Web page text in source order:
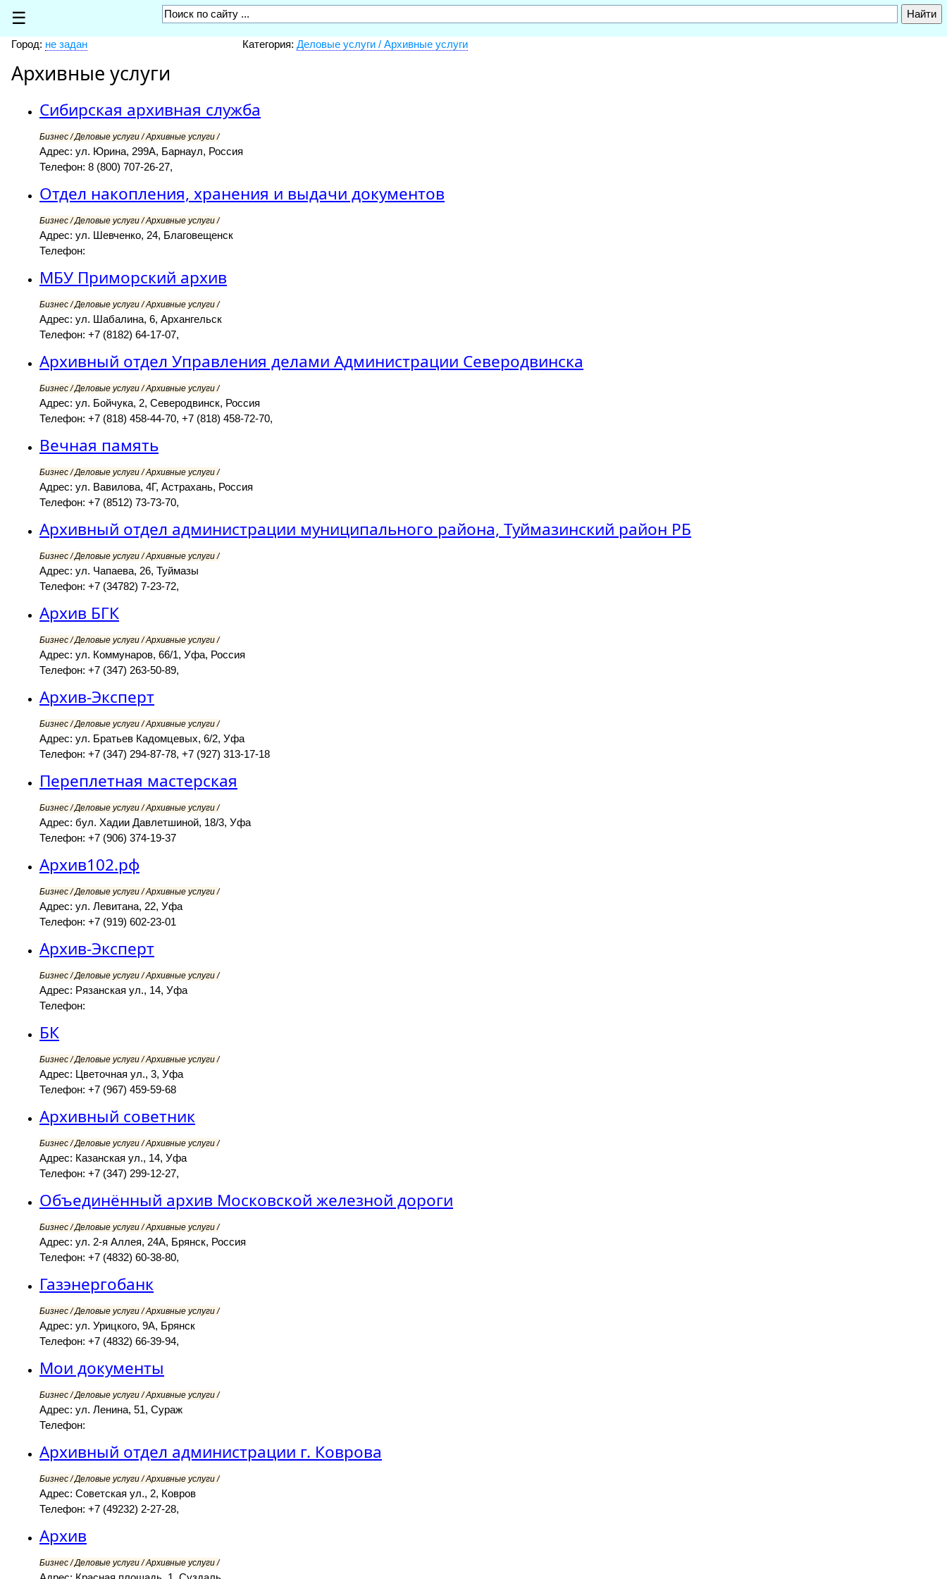
☰
Город: не задан Категория: Деловые услуги / Архивные услуги
Архивные услуги
Сибирская архивная служба
Бизнес / Деловые услуги / Архивные услуги /
Адрес: ул. Юрина, 299А, Барнаул, Россия
Телефон: 8 (800) 707-26-27,
Отдел накопления, хранения и выдачи документов
Бизнес / Деловые услуги / Архивные услуги /
Адрес: ул. Шевченко, 24, Благовещенск
Телефон:
МБУ Приморский архив
Бизнес / Деловые услуги / Архивные услуги /
Адрес: ул. Шабалина, 6, Архангельск
Телефон: +7 (8182) 64-17-07,
Архивный отдел Управления делами Администрации Северодвинска
Бизнес / Деловые услуги / Архивные услуги /
Адрес: ул. Бойчука, 2, Северодвинск, Россия
Телефон: +7 (818) 458-44-70, +7 (818) 458-72-70,
Вечная память
Бизнес / Деловые услуги / Архивные услуги /
Адрес: ул. Вавилова, 4Г, Астрахань, Россия
Телефон: +7 (8512) 73-73-70,
Архивный отдел администрации муниципального района, Туймазинский район РБ
Бизнес / Деловые услуги / Архивные услуги /
Адрес: ул. Чапаева, 26, Туймазы
Телефон: +7 (34782) 7-23-72,
Архив БГК
Бизнес / Деловые услуги / Архивные услуги /
Адрес: ул. Коммунаров, 66/1, Уфа, Россия
Телефон: +7 (347) 263-50-89,
Архив-Эксперт
Бизнес / Деловые услуги / Архивные услуги /
Адрес: ул. Братьев Кадомцевых, 6/2, Уфа
Телефон: +7 (347) 294-87-78, +7 (927) 313-17-18
Переплетная мастерская
Бизнес / Деловые услуги / Архивные услуги /
Адрес: бул. Хадии Давлетшиной, 18/3, Уфа
Телефон: +7 (906) 374-19-37
Архив102.рф
Бизнес / Деловые услуги / Архивные услуги /
Адрес: ул. Левитана, 22, Уфа
Телефон: +7 (919) 602-23-01
Архив-Эксперт
Бизнес / Деловые услуги / Архивные услуги /
Адрес: Рязанская ул., 14, Уфа
Телефон:
БК
Бизнес / Деловые услуги / Архивные услуги /
Адрес: Цветочная ул., 3, Уфа
Телефон: +7 (967) 459-59-68
Архивный советник
Бизнес / Деловые услуги / Архивные услуги /
Адрес: Казанская ул., 14, Уфа
Телефон: +7 (347) 299-12-27,
Объединённый архив Московской железной дороги
Бизнес / Деловые услуги / Архивные услуги /
Адрес: ул. 2-я Аллея, 24А, Брянск, Россия
Телефон: +7 (4832) 60-38-80,
Газэнергобанк
Бизнес / Деловые услуги / Архивные услуги /
Адрес: ул. Урицкого, 9А, Брянск
Телефон: +7 (4832) 66-39-94,
Мои документы
Бизнес / Деловые услуги / Архивные услуги /
Адрес: ул. Ленина, 51, Сураж
Телефон:
Архивный отдел администрации г. Коврова
Бизнес / Деловые услуги / Архивные услуги /
Адрес: Советская ул., 2, Ковров
Телефон: +7 (49232) 2-27-28,
Архив
Бизнес / Деловые услуги / Архивные услуги /